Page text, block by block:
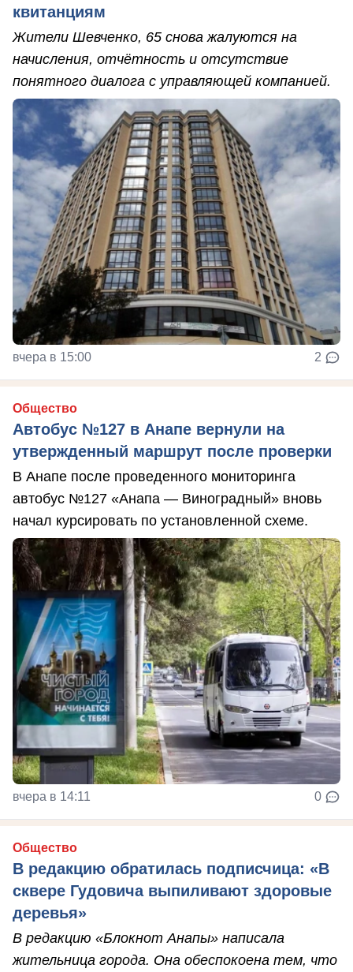
квитанциям
Жители Шевченко, 65 снова жалуются на
начисления, отчётность и отсутствие
понятного диалога с управляющей компанией.
вчера в 15:00 2
Общество
Автобус №127 в Анапе вернули на
утвержденный маршрут после проверки
В Анапе после проведенного мониторинга
автобус №127 «Анапа — Виноградный» вновь
начал курсировать по установленной схеме.
вчера в 14:11 0
Общество
В редакцию обратилась подписчица: «В
сквере Гудовича выпиливают здоровые
деревья»
В редакцию «Блокнот Анапы» написала
жительница города. Она обеспокоена тем, что